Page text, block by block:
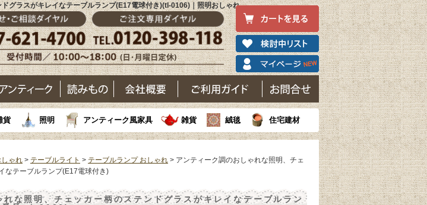
グラスがキレイなテーブルランプ(E17電球付き)(tl-0106)｜照明おしゃれ
貨 照明 アンティーク風家具 雑貨 絨毯 住宅建材
ゃれ > テーブルライト > テーブルランプ おしゃれ > アンティーク調のおしゃれな照明、チェ
なテーブルランプ(E17電球付き)
な照明、チェッカー柄のステンドグラスがキレイなテーブルラン